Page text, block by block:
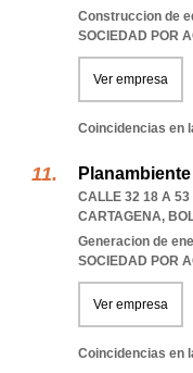
Construccion de
SOCIEDAD POR
Ver empresa
Coincidencias en
CALLE 32 18 A
CARTAGENA,
Generacion de
SOCIEDAD POR
Ver empresa
Coincidencias en